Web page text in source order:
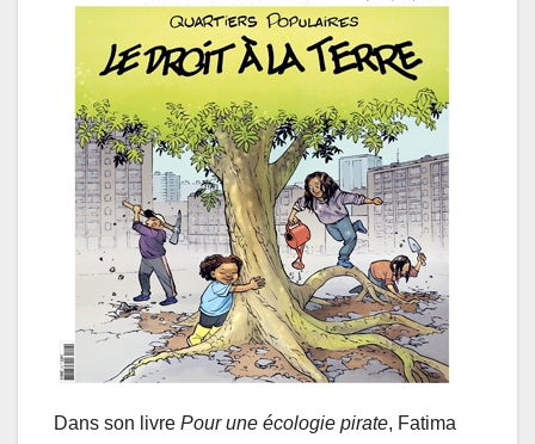
Dans son livre Pour une écologie pirate, Fatima